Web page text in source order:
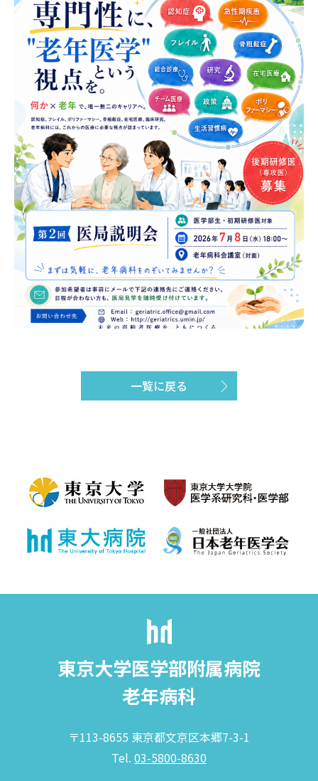
一覧に戻る
東京大学医学部附属病院
老年病科
〒113-8655 東京都文京区本郷7-3-1
Tel. 03-5800-8630